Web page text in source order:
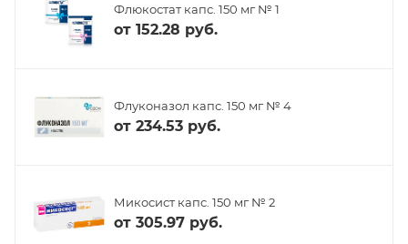
Флюкостат капс. 150 мг № 1
от 152.28 руб.
Флуконазол капс. 150 мг № 4
от 234.53 руб.
Микосист капс. 150 мг № 2
от 305.97 руб.